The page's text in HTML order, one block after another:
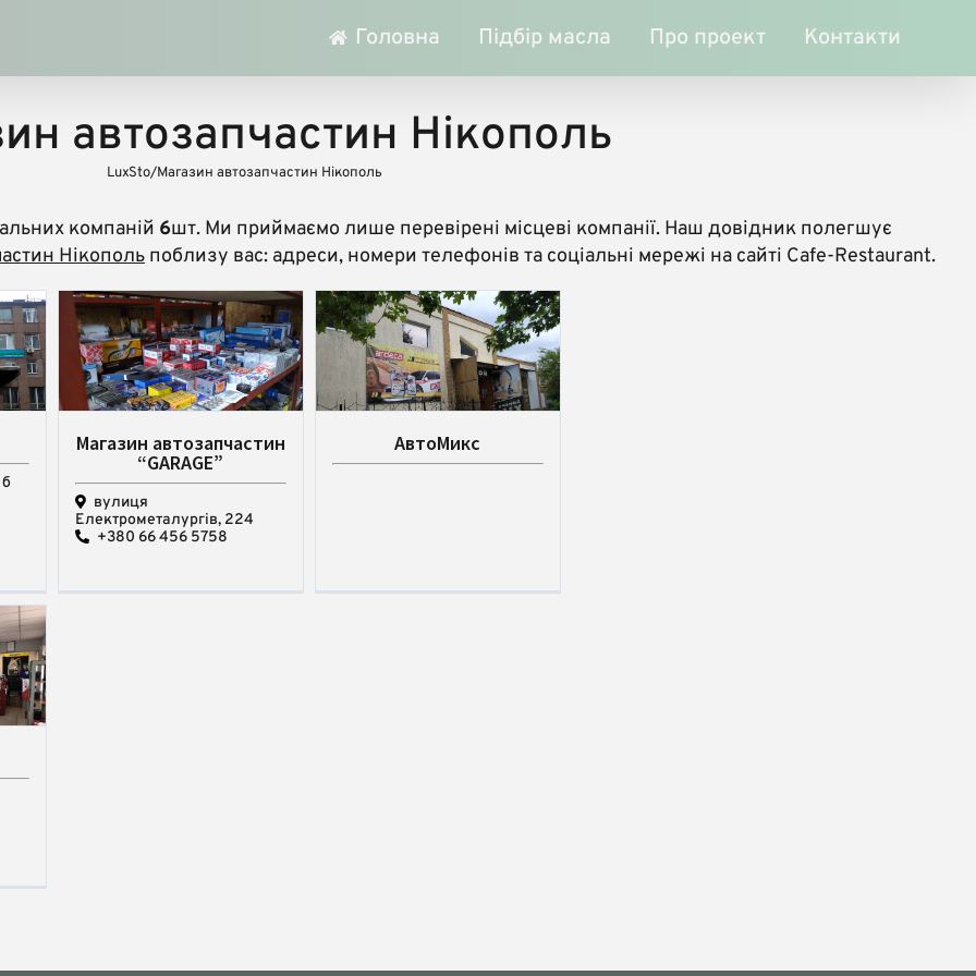
Головна Підбір масла Про проект Контакти
автозапчастин Нікополь
LuxSto/Магазин автозапчастин Нікополь
компаній 6шт. Ми приймаємо лише перевірені місцеві компанії. Наш довідник полегшує
Нікополь поблизу вас: адреси, номери телефонів та соціальні мережі на сайті Cafe-Restaurant.
Магазин автозапчастин
“GARAGE”
вулиця
Електрометалургів, 224
+380 66 456 5758
АвтоМикс